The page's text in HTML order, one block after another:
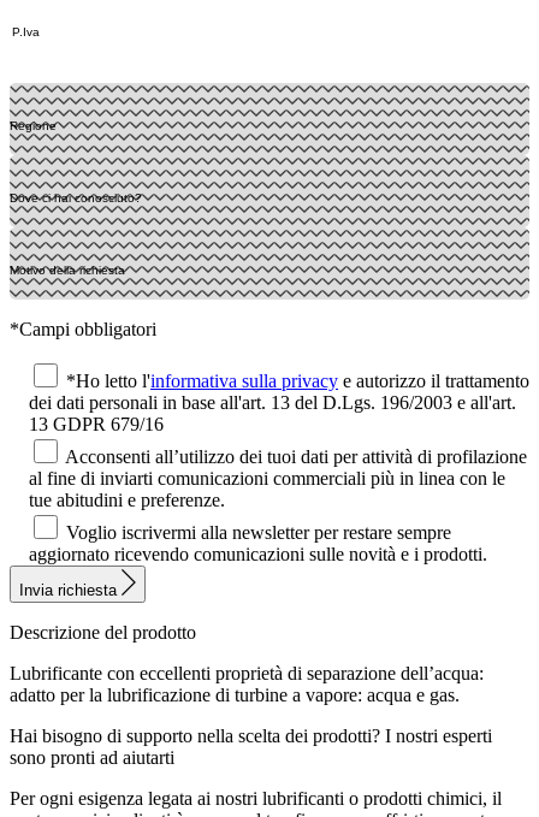
*Campi obbligatori
*Ho letto l'informativa sulla privacy e autorizzo il trattamento
dei dati personali in base all'art. 13 del D.Lgs. 196/2003 e all'art.
13 GDPR 679/16
Acconsenti all’utilizzo dei tuoi dati per attività di profilazione
al fine di inviarti comunicazioni commerciali più in linea con le
tue abitudini e preferenze.
Voglio iscrivermi alla newsletter per restare sempre
aggiornato ricevendo comunicazioni sulle novità e i prodotti.
Invia richiesta
Descrizione del prodotto
Lubrificante con eccellenti proprietà di separazione dell’acqua:
adatto per la lubrificazione di turbine a vapore: acqua e gas.
Hai bisogno di supporto nella scelta dei prodotti? I nostri esperti
sono pronti ad aiutarti
Per ogni esigenza legata ai nostri lubrificanti o prodotti chimici, il